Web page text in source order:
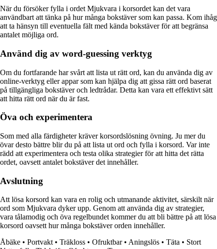
När du försöker fylla i ordet Mjukvara i korsordet kan det vara
användbart att tänka på hur många bokstäver som kan passa. Kom ihåg
att ta hänsyn till eventuella fält med kända bokstäver för att begränsa
antalet möjliga ord.
Använd dig av word-guessing verktyg
Om du fortfarande har svårt att lista ut rätt ord, kan du använda dig av
online-verktyg eller appar som kan hjälpa dig att gissa rätt ord baserat
på tillgängliga bokstäver och ledtrådar. Detta kan vara ett effektivt sätt
att hitta rätt ord när du är fast.
Öva och experimentera
Som med alla färdigheter kräver korsordslösning övning. Ju mer du
övar desto bättre blir du på att lista ut ord och fylla i korsord. Var inte
rädd att experimentera och testa olika strategier för att hitta det rätta
ordet, oavsett antalet bokstäver det innehåller.
Avslutning
Att lösa korsord kan vara en rolig och utmanande aktivitet, särskilt när
ord som Mjukvara dyker upp. Genom att använda dig av strategier,
vara tålamodig och öva regelbundet kommer du att bli bättre på att lösa
korsord oavsett hur många bokstäver orden innehåller.
Åbäke • Portvakt• Träkloss • Ofruktbar• Aningslös • Täta • Stort